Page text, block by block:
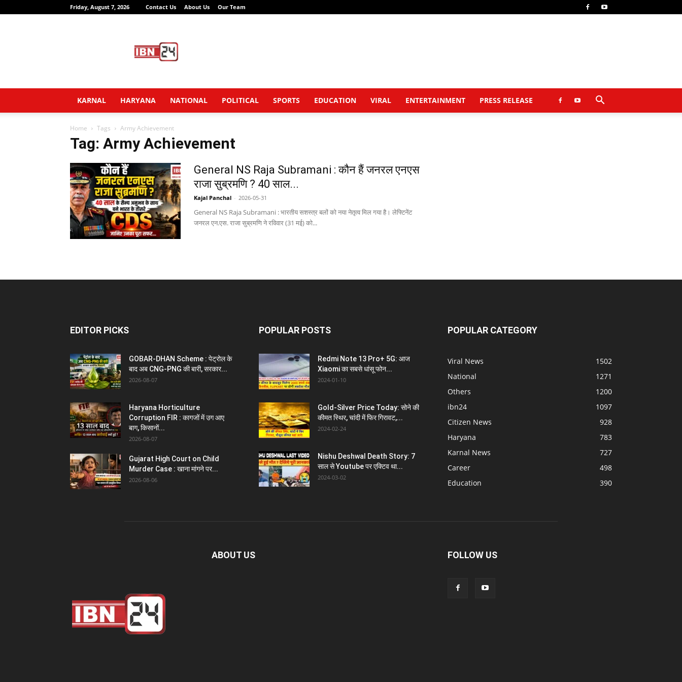
Friday, August 7, 2026 Contact Us About Us Our Team
News
Network
KARNAL HARYANA NATIONAL POLITICAL SPORTS EDUCATION VIRAL ENTERTAINMENT PRESS RELEASE
Home Tags Army Achievement
Tag: Army Achievement
General NS Raja Subramani : कौन हैं जनरल एनएस
राजा सुब्रमणि ? 40 साल...
Kajal Panchal - 2026-05-31
General NS Raja Subramani : भारतीय सशस्त्र बलों को नया नेतृत्व मिल गया है। लेफ्टिनेंट
जनरल एन.एस. राजा सुब्रमणि ने रविवार (31 मई) को...
EDITOR PICKS
GOBAR-DHAN Scheme : पेट्रोल के
बाद अब CNG-PNG की बारी, सरकार...
2026-08-07
Haryana Horticulture
Corruption FIR : कागजों में उग आए
बाग, किसानों...
2026-08-07
Gujarat High Court on Child
Murder Case : खाना मांगने पर...
2026-08-06
POPULAR POSTS
Redmi Note 13 Pro+ 5G: आज
Xiaomi का सबसे धांसू फोन...
2024-01-10
Gold-Silver Price Today: सोने की
कीमत स्थिर, चांदी में फिर गिरावट,...
2024-02-24
Nishu Deshwal Death Story: 7
साल से Youtube पर एक्टिव था...
2024-03-02
POPULAR CATEGORY
Viral News
1502
National
1271
Others
1200
ibn24
1097
Citizen News
928
Haryana
783
Karnal News
727
Career
498
Education
390
ABOUT US FOLLOW US